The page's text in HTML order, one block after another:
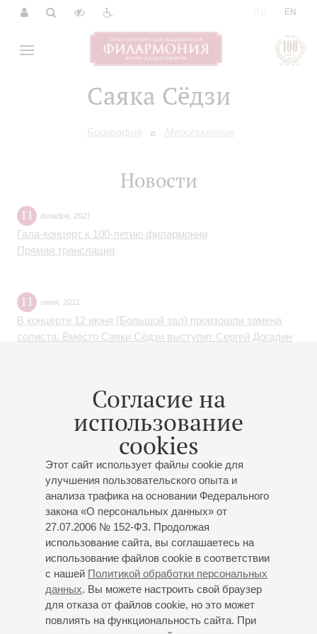
EN
Саяка Сёдзи
Биография Мероприятия
Согласие на
использование
cookies
Этот сайт использует файлы cookie для
улучшения пользовательского опыта и
анализа трафика на основании Федерального
закона «О персональных данных» от
27.07.2006 № 152-ФЗ. Продолжая
использование сайта, вы соглашаетесь на
использование файлов cookie в соответствии
с нашей Политикой обработки персональных
данных. Вы можете настроить свой браузер
для отказа от файлов cookie, но это может
повлиять на функциональность сайта. При
Новости
11 декабря 2021
Гала-концерт к 100-летию филармонии
Прямая трансляция
11 июня 2021
В концерте 12 июня (Большой зал) произошли замена
солиста. Вместо Саяки Сёдзи выступит Сергей Догадин
В день столетия Петербургской филармонии прозвучит
программа первого в ее истории концерта
Завершились гастроли по США Заслуженного
коллектива России
сентября,2016
Гастроли в Иркутске завершились